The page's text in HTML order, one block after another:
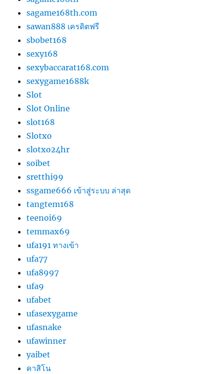
sagame168th.com
sawan888 เครดิตฟรี
sbobet168
sexy168
sexybaccarat168.com
sexygame1688k
Slot
Slot Online
slot168
Slotxo
slotxo24hr
soibet
sretthi99
ssgame666 เข้าสู่ระบบ ล่าสุด
tangtem168
teenoi69
temmax69
ufa191 ทางเข้า
ufa77
ufa8997
ufa9
ufabet
ufasexygame
ufasnake
ufawinner
yaibet
คาสิโน